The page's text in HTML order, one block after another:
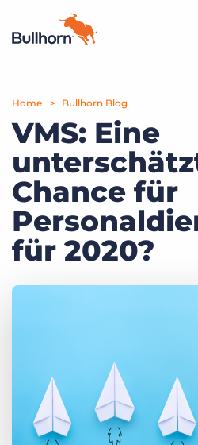
Produkte
Preise
Ressourcen
Marktplatz
Unternehmen
Demo anfragen
Home Bullhorn Blog
VMS: Eine
Chance für
für 2020?